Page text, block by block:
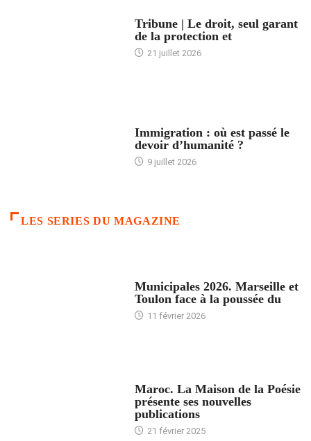
Tribune | Le droit, seul garant
de la protection et
21 juillet 2026
Immigration : où est passé le
devoir d’humanité ?
9 juillet 2026
LES SERIES DU MAGAZINE
Municipales 2026. Marseille et
Toulon face à la poussée du
11 février 2026
Maroc. La Maison de la Poésie
présente ses nouvelles
publications
21 février 2025